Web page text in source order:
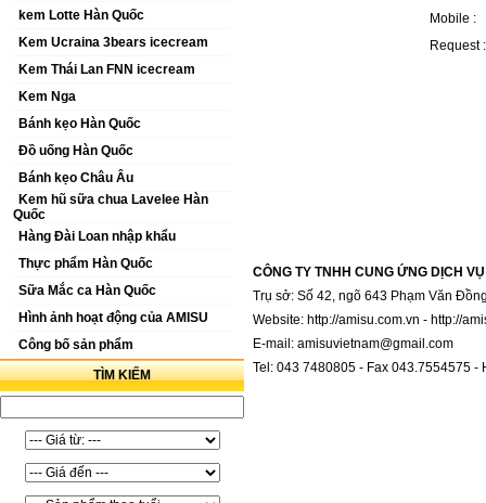
kem Lotte Hàn Quốc
Kem Ucraina 3bears icecream
Kem Thái Lan FNN icecream
Kem Nga
Bánh kẹo Hàn Quốc
Đồ uống Hàn Quốc
Bánh kẹo Châu Âu
Kem hũ sữa chua Lavelee Hàn
Quốc
Hàng Đài Loan nhập khẩu
Thực phẩm Hàn Quốc
Sữa Mắc ca Hàn Quốc
Hình ảnh hoạt động của AMISU
Công bố sản phẩm
TÌM KIẾM
Mobile :
Request :
CÔNG TY TNHH CUNG ỨNG DỊCH
Trụ sở: Số 42, ngõ 643 Phạm Văn
Website: http://amisu.com.vn - http://
E-mail: amisuvietnam@gmail.com
Tel: 043 7480805 - Fax 043.7554575